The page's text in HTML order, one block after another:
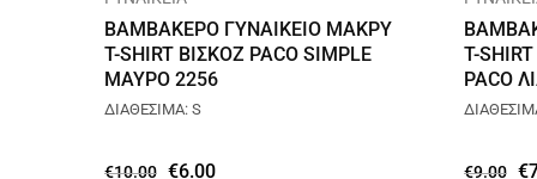
ΒΑΜΒΑΚΕΡΟ ΓΥΝΑΙΚΕΙΟ ΜΑΚΡΥ
T-SHIRT ΒΙΣΚΟΖ PACO SIMPLE
ΜΑΥΡΟ 2256
ΔΙΑΘΕΣΙΜΑ: S
€10.00 €6.00
T-
PACO
€9.00 €